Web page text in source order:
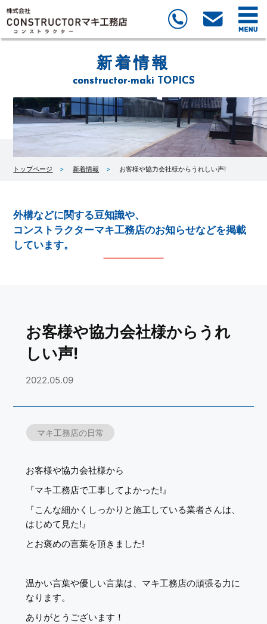
新着情報
constructor-maki TOPICS
トップページ 新着情報 お客様や協力会社様からうれしい声!
外構などに関する豆知識や、
コンストラクターマキ工務店のお知らせなどを掲載
しています。
お客様や協力会社様からうれ
しい声!
2022.05.09
マキ工務店の日常
お客様や協力会社様から
『マキ工務店で工事してよかった!』
『こんな細かくしっかりと施工している業者さんは、
はじめて見た!』
とお褒めの言葉を頂きました!
温かい言葉や優しい言葉は、マキ工務店の頑張る力に
なります。
ありがとうございます！